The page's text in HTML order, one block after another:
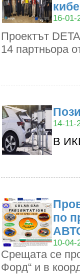
16-01-
Проектът
14 партньора
14-11-
В
по
10-04-
Срещата се
Форд“ и в